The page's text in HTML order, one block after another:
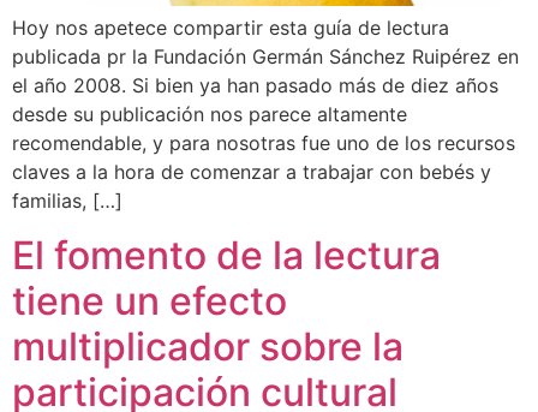
Hoy nos apetece compartir esta guía de lectura
publicada pr la Fundación Germán Sánchez Ruipérez en
el año 2008. Si bien ya han pasado más de diez años
desde su publicación nos parece altamente
recomendable, y para nosotras fue uno de los recursos
claves a la hora de comenzar a trabajar con bebés y
familias, […]
El fomento de la lectura
tiene un efecto
multiplicador sobre la
participación cultural